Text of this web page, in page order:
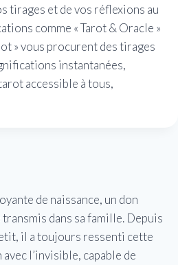
tirages et de vos réflexions au
comme « Tarot & Oracle »
» vous procurent des tirages
instantanées,
accessible à tous,
de naissance, un don
dans sa famille. Depuis
il a toujours ressenti cette
l’invisible, capable de